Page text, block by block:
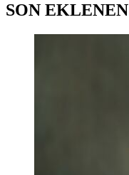
SON EKLENEN